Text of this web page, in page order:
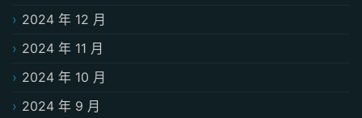
2024 年 12 月
2024 年 11 月
2024 年 10 月
2024 年 9 月